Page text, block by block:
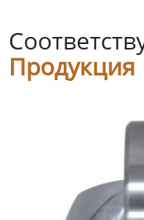
Продукция